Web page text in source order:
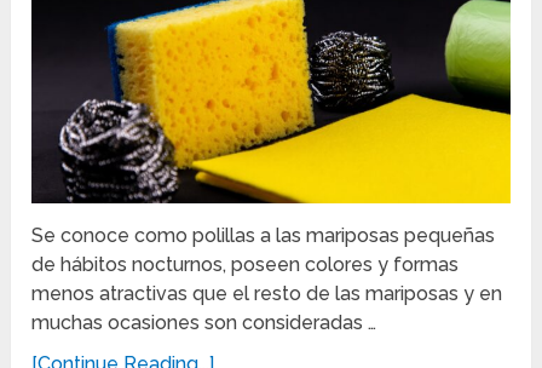
Se conoce como polillas a las mariposas pequeñas
de hábitos nocturnos, poseen colores y formas
menos atractivas que el resto de las mariposas y en
muchas ocasiones son consideradas …